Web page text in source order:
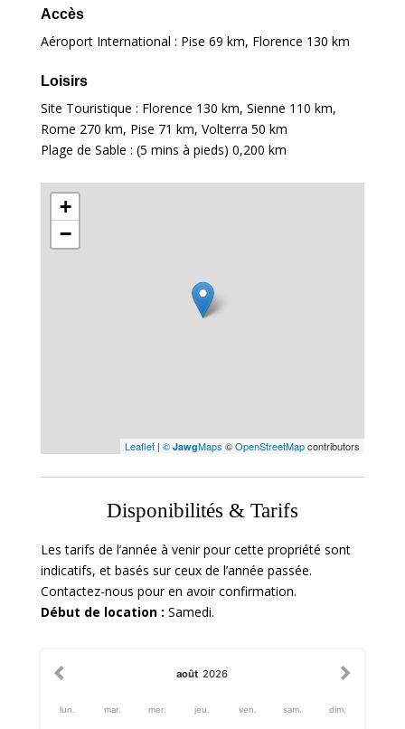
Accès
Aéroport International : Pise 69 km, Florence 130 km
Loisirs
Site Touristique : Florence 130 km, Sienne 110 km,
Rome 270 km, Pise 71 km, Volterra 50 km
Plage de Sable : (5 mins à pieds) 0,200 km
+
−
Leaflet |©JawgMaps ©OpenStreetMapcontributors
Disponibilités & Tarifs
Les tarifs de l’année à venir pour cette propriété sont
indicatifs, et basés sur ceux de l’année passée.
Contactez-nous pour en avoir confirmation.
Début de location : Samedi.
août 2026
lun. mar. mer. jeu. ven. sam. dim.